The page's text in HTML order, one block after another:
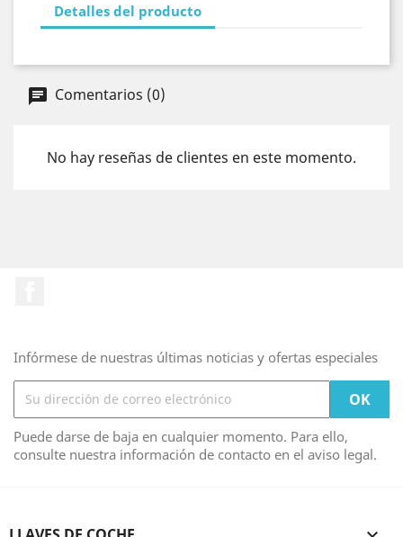
Detalles del producto
Comentarios (0)
No hay reseñas de clientes en este momento.
Infórmese de nuestras últimas noticias y ofertas especiales
Puede darse de baja en cualquier momento. Para ello,
consulte nuestra información de contacto en el aviso legal.